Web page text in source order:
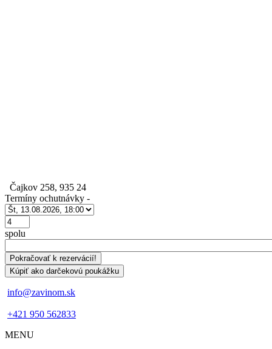
Čajkov 258, 935 24
Termíny ochutnávky -
Počet
spolu
info@zavinom.sk
+421 950 562833
MENU